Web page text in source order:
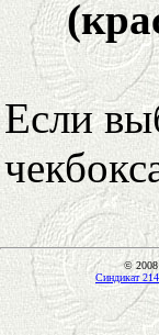
Если
© 2008
Синдикат